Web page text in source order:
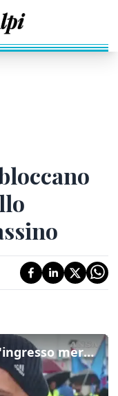
Stellantis, operai bloccano l'ingresso merci allo stabilimento di Cassino